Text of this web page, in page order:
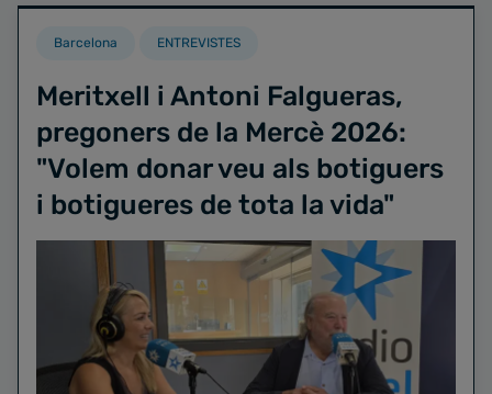
Barcelona ENTREVISTES
Meritxell i Antoni Falgueras,
pregoners de la Mercè 2026:
"Volem donar veu als botiguers
i botigueres de tota la vida"